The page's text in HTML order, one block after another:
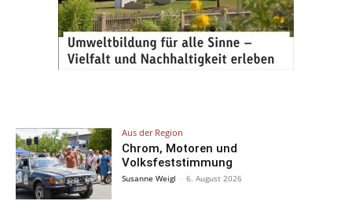
Aus der Region
Chrom, Motoren und
Volksfeststimmung
Susanne Weigl - 6. August 2026